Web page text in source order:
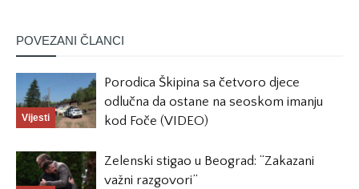
POVEZANI ČLANCI
Vijesti
Porodica Škipina sa četvoro djece
odlučna da ostane na seoskom imanju
kod Foče (VIDEO)
Zelenski stigao u Beograd: “Zakazani
važni razgovori”